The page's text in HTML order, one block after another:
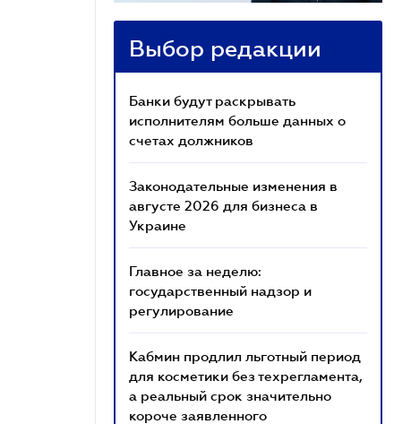
Выбор редакции
Банки будут раскрывать
исполнителям больше данных о
счетах должников
Законодательные изменения в
августе 2026 для бизнеса в
Украине
Главное за неделю:
государственный надзор и
регулирование
Кабмин продлил льготный период
для косметики без техрегламента,
а реальный срок значительно
короче заявленного